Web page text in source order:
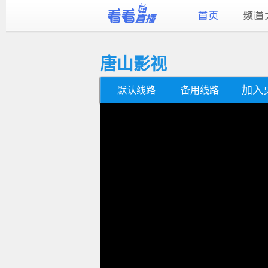
唐山影视
默认线路 备用线路 加入